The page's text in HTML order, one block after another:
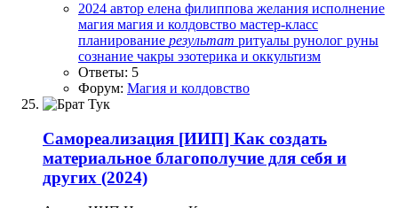
2024 автор елена филиппова желания исполнение
магия магия и колдовство мастер-класс
планирование результат ритуалы рунолог руны
сознание чакры эзотерика и оккультизм
Ответы: 5
Форум: Магия и колдовство
Самореализация [ИИП] Как создать
материальное благополучие для себя и
других (2024)